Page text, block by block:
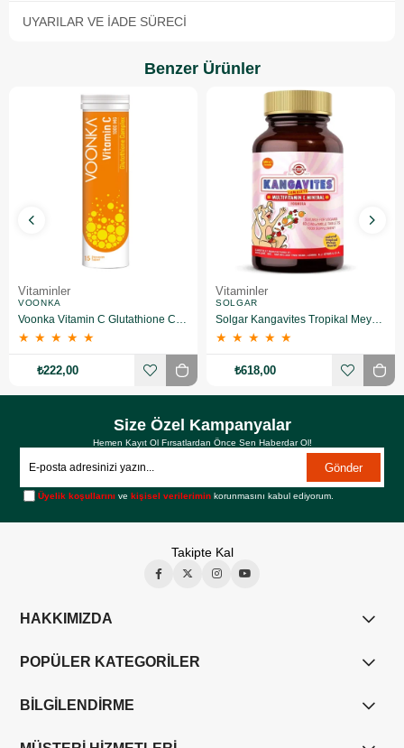
UYARILAR VE İADE SÜRECI
Benzer Ürünler
Vitaminler
VOONKA
Voonka Vitamin C Glutathione Complex Efervesan 15 Tablet
★ ★ ★ ★ ★
₺222,00
Vitaminler
SOLGAR
Solgar Kangavites Tropikal Meyve Aromalı 60 Tablet
★ ★ ★ ★ ★
₺618,00
Size Özel Kampanyalar
Hemen Kayıt Ol Fırsatlardan Önce Sen Haberdar Ol!
Gönder
Üyelik koşullarını vekişisel verilerimin korunmasını kabul ediyorum.
Takipte Kal
HAKKIMIZDA
POPÜLER KATEGORİLER
BİLGİLENDİRME